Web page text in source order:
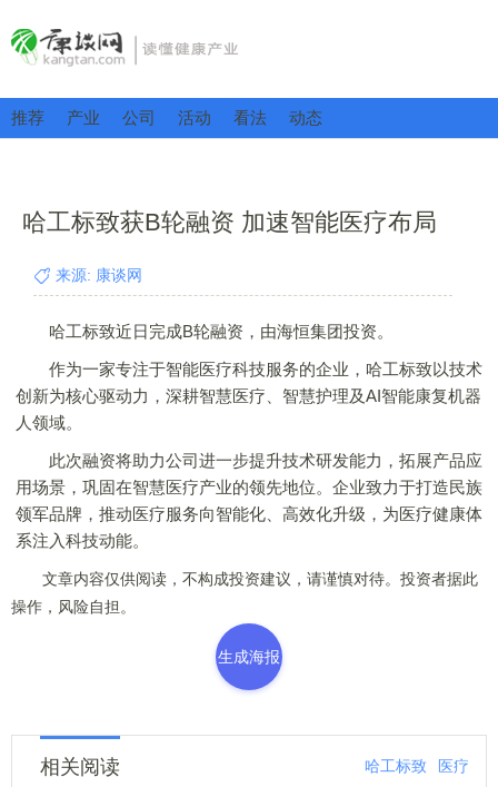
推荐 产业 公司 活动 看法 动态
哈工标致获B轮融资 加速智能医疗布局
来源: 康谈网
哈工标致近日完成B轮融资，由海恒集团投资。
作为一家专注于智能医疗科技服务的企业，哈工标致以技术
创新为核心驱动力，深耕智慧医疗、智慧护理及AI智能康复机器
人领域。
此次融资将助力公司进一步提升技术研发能力，拓展产品应
用场景，巩固在智慧医疗产业的领先地位。企业致力于打造民族
领军品牌，推动医疗服务向智能化、高效化升级，为医疗健康体
系注入科技动能。
文章内容仅供阅读，不构成投资建议，请谨慎对待。投资者据此
操作，风险自担。
生成海报
相关阅读 哈工标致 医疗